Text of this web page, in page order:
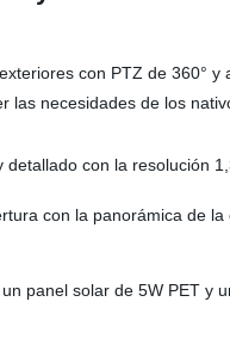
con PTZ de 360°
las necesidades de los
con la resolución
con la panorámica de
panel solar de 5W PET